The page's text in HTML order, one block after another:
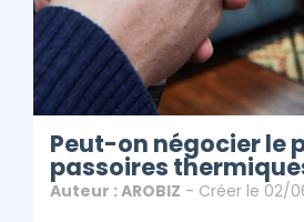
Peut-on négocier le
passoires
Auteur : AROBIZ - Créer le 02/